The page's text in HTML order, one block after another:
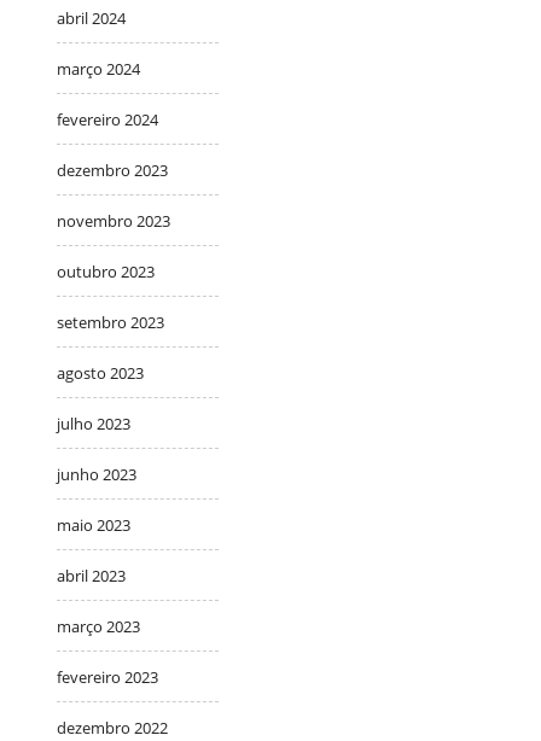
abril 2024
março 2024
fevereiro 2024
dezembro 2023
novembro 2023
outubro 2023
setembro 2023
agosto 2023
julho 2023
junho 2023
maio 2023
abril 2023
março 2023
fevereiro 2023
dezembro 2022